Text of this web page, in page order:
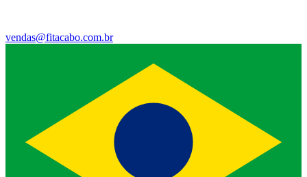
vendas@fitacabo.com.br